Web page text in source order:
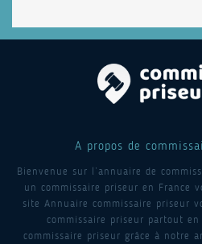
A propos de
Bienvenue sur l’annuaire de
un commissaire priseur en France
site Annuaire commissaire priseur
commissaire priseur partout en
commissaire priseur grâce à notre